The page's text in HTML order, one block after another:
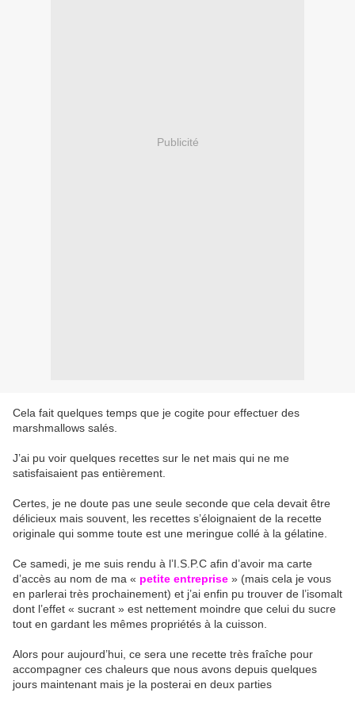
Publicité
Cela fait quelques temps que je cogite pour effectuer des
marshmallows salés.
J’ai pu voir quelques recettes sur le net mais qui ne me
satisfaisaient pas entièrement.
Certes, je ne doute pas une seule seconde que cela devait être
délicieux mais souvent, les recettes s’éloignaient de la recette
originale qui somme toute est une meringue collé à la gélatine.
Ce samedi, je me suis rendu à l’I.S.P.C afin d’avoir ma carte
d’accès au nom de ma « petite entreprise » (mais cela je vous
en parlerai très prochainement) et j’ai enfin pu trouver de l’isomalt
dont l’effet « sucrant » est nettement moindre que celui du sucre
tout en gardant les mêmes propriétés à la cuisson.
Alors pour aujourd’hui, ce sera une recette très fraîche pour
accompagner ces chaleurs que nous avons depuis quelques
jours maintenant mais je la posterai en deux parties